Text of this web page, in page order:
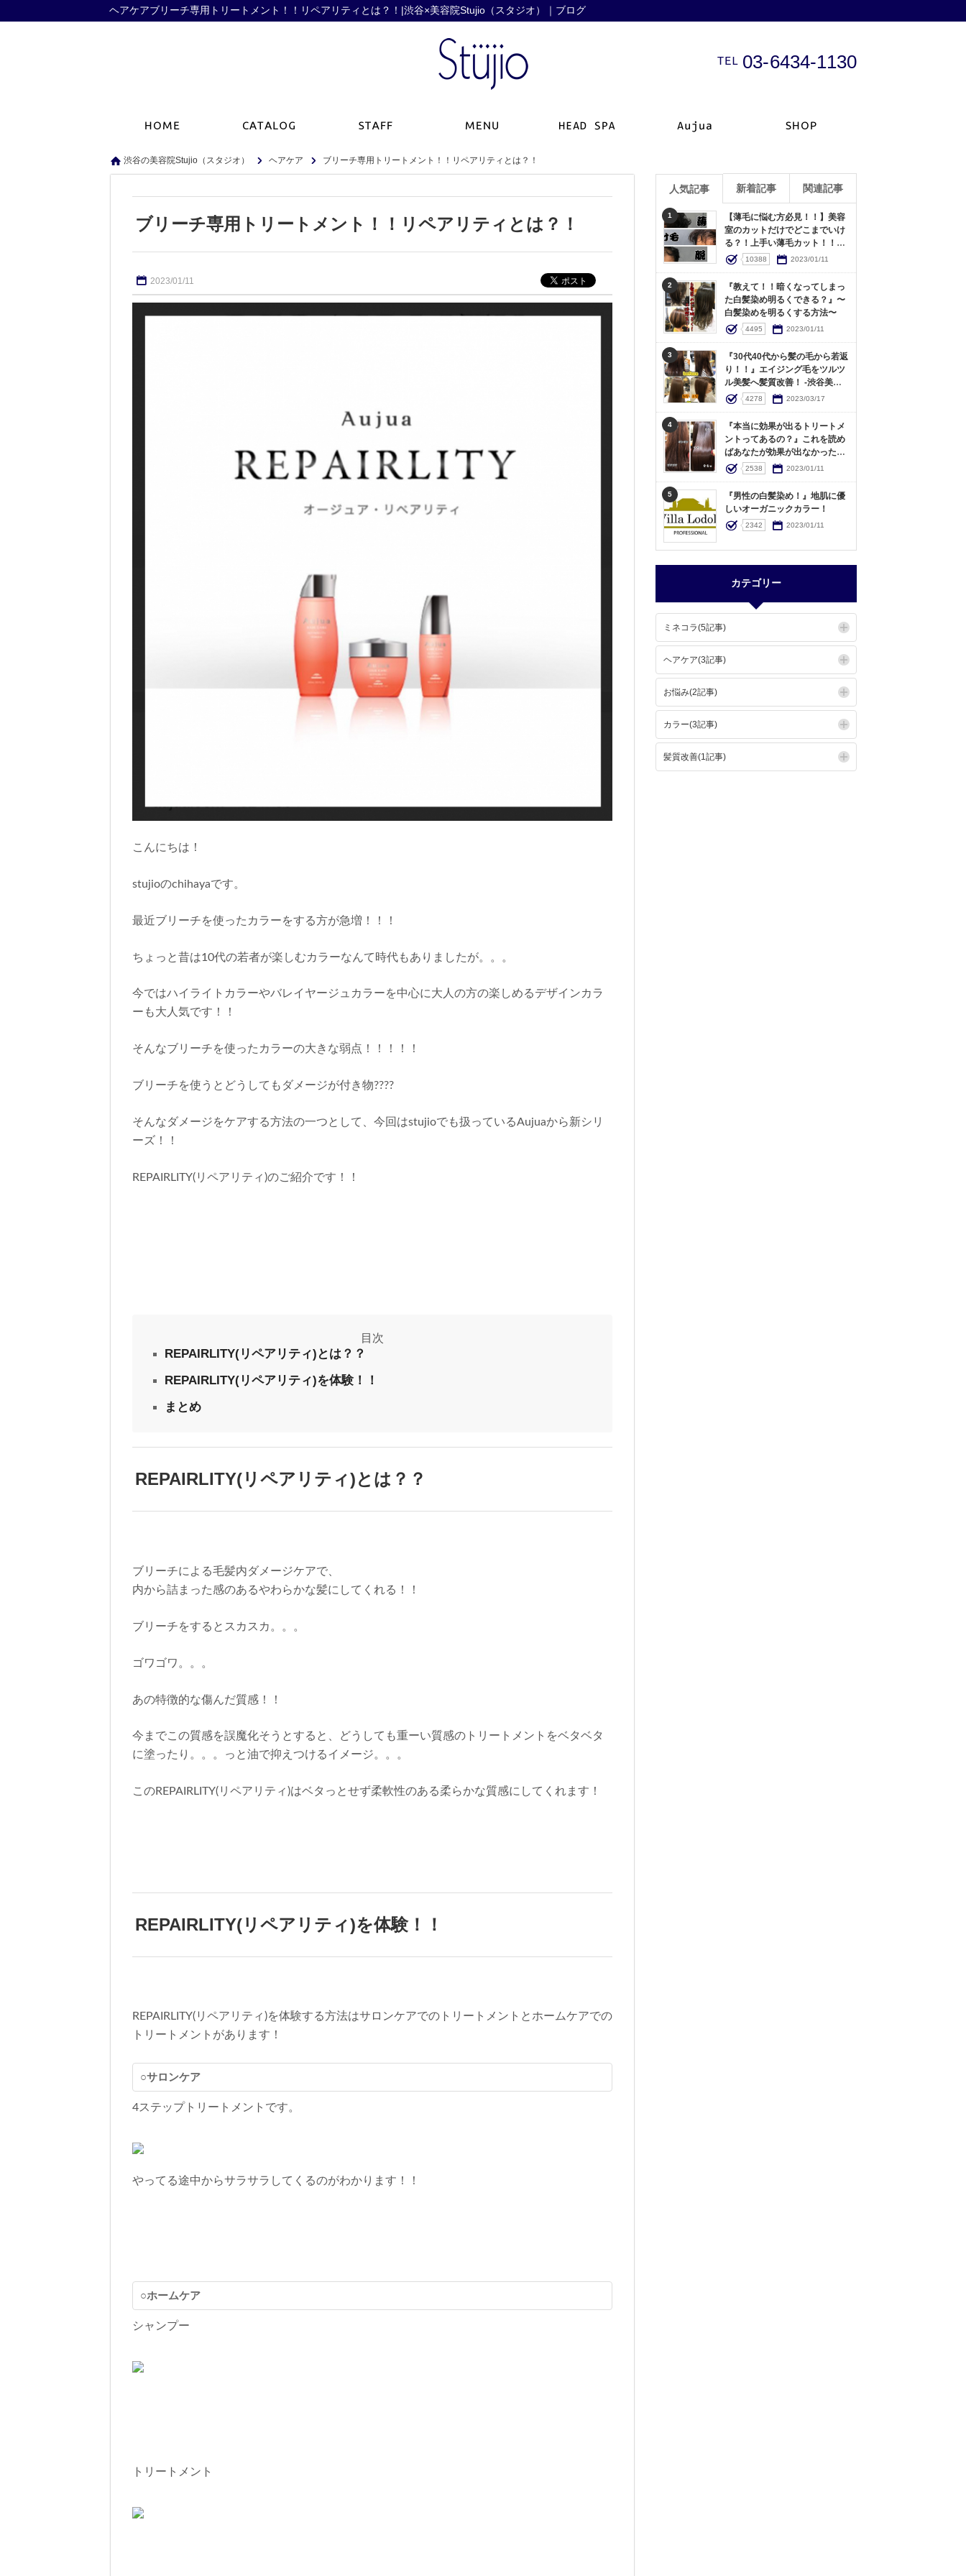
ヘアケアブリーチ専用トリートメント！！リペアリティとは？！|渋谷×美容院Stujio（スタジオ）｜ブログ
03-6434-1130
渋谷の美容院Stujio（スタジオ） ヘアケア ブリーチ専用トリートメント！！リペアリティとは？！
ブリーチ専用トリートメント！！リペアリティとは？！
2023/01/11
こんにちは！
stujioのchihayaです。
最近ブリーチを使ったカラーをする方が急増！！！
ちょっと昔は10代の若者が楽しむカラーなんて時代もありましたが。。。
今ではハイライトカラーやバレイヤージュカラーを中心に大人の方の楽しめるデザインカラ
ーも大人気です！！
そんなブリーチを使ったカラーの大きな弱点！！！！！
ブリーチを使うとどうしてもダメージが付き物????
そんなダメージをケアする方法の一つとして、今回はstujioでも扱っているAujuaから新シリ
ーズ！！
REPAIRLITY(リペアリティ)のご紹介です！！
REPAIRLITY(リペアリティ)とは？？
REPAIRLITY(リペアリティ)を体験！！
まとめ
REPAIRLITY(リペアリティ)とは？？
ブリーチによる毛髪内ダメージケアで、
内から詰まった感のあるやわらかな髪にしてくれる！！
ブリーチをするとスカスカ。。。
ゴワゴワ。。。
あの特徴的な傷んだ質感！！
今までこの質感を誤魔化そうとすると、どうしても重ーい質感のトリートメントをベタベタ
に塗ったり。。。っと油で抑えつけるイメージ。。。
このREPAIRLITY(リペアリティ)はベタっとせず柔軟性のある柔らかな質感にしてくれます！
REPAIRLITY(リペアリティ)を体験！！
REPAIRLITY(リペアリティ)を体験する方法はサロンケアでのトリートメントとホームケアでの
トリートメントがあります！
○サロンケア
4ステップトリートメントです。
やってる途中からサラサラしてくるのがわかります！！
○ホームケア
シャンプー
トリートメント
人気記事 新着記事 関連記事
1
【薄毛に悩む方必見！！】美容
室のカットだけでどこまでいけ
る？！上手い薄毛カット！！〜
東京でおすすめ美容室〜
10388 2023/01/11
2
『教えて！！暗くなってしまっ
た白髪染め明るくできる？』〜
白髪染めを明るくする方法〜
4495 2023/01/11
3
『30代40代から髪の毛から若返
り！！』エイジング毛をツルツ
ル美髪へ髪質改善！ -渋谷美容
室・経験豊富な女性美容師が解
4278 2023/03/17
4
『本当に効果が出るトリートメ
ントってあるの？』これを読め
ばあなたが効果が出なかった理
由がわかる！〜驚きの効果！！
2538 2023/01/11
5
『男性の白髪染め！』地肌に優
しいオーガニックカラー！
2342 2023/01/11
カテゴリー
ミネコラ(5記事)
ヘアケア(3記事)
お悩み(2記事)
カラー(3記事)
髪質改善(1記事)